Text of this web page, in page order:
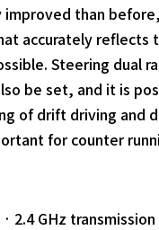
improved than
accurately reflects
Steering dual
be set, and it is
of drift driving and
for counter
2.4 GHz